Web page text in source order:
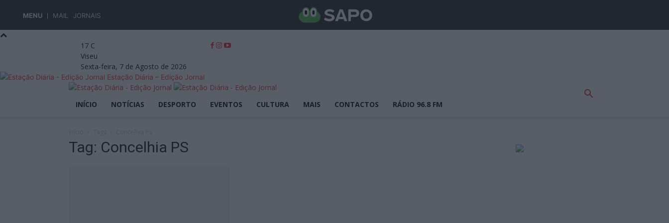
MENU MAIL JORNAIS
17 C
Viseu
Sexta-feira, 7 de Agosto de 2026
Estação Diária – Edição Jornal
INÍCIO NOTÍCIAS DESPORTO EVENTOS CULTURA MAIS CONTACTOS RÁDIO 96.8 FM
Tag: Concelhia PS